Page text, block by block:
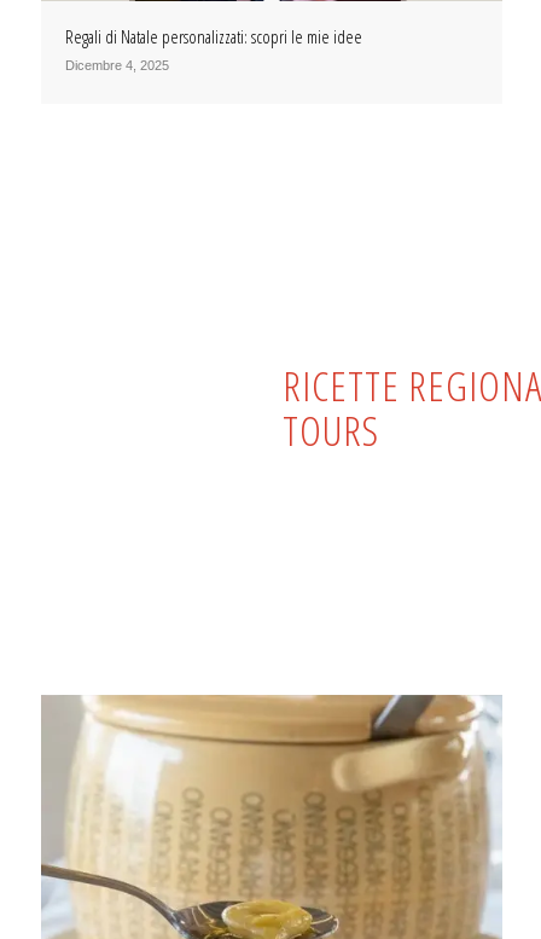
Regali di Natale personalizzati: scopri le mie idee
Dicembre 4, 2025
RICETTE
TOURS